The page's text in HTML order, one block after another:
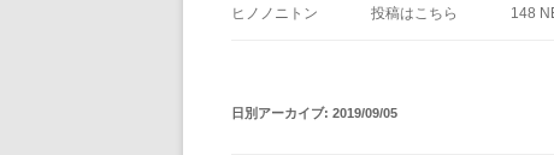
ヒノノニトン 投稿はこちら 148
日別アーカイブ: 2019/09/05